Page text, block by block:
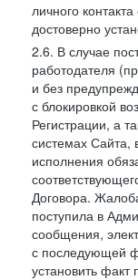
личного
достоверно
2.6. В случае
работодателя
и без
с блокировкой
Регистрации, а
системах Сайта,
исполнения
Договора.
поступила в
сообщения,
с последующей
установить